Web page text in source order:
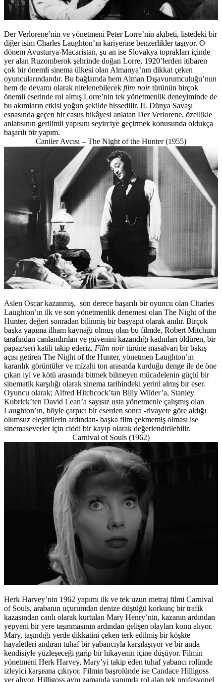
Der Verlorene’nin ve yönetmeni Peter Lorre’nin akıbeti, listedeki bir
diğer isim Charles Laughton’ın kariyerine benzerlikler taşıyor. O
dönem Avusturya-Macaristan, şu an ise Slovakya toprakları içinde
yer alan Ruzomberok şehrinde doğan Lorre, 1920’lerden itibaren
çok bir önemli sinema ülkesi olan Almanya’nın dikkat çeken
oyuncularındandır. Bu bağlamda hem Alman Dışavurumculuğu’nun
hem de devamı olarak nitelenebilecek film noirtürünün birçok
önemli eserinde rol almış Lorre’nin tek yönetmenlik deneyiminde de
bu akımların etkisi yoğun şekilde hissedilir. II. Dünya Savaşı
esnasında geçen bir casus hikâyesi anlatan Der Verlorene, özellikle
anlatısının gerilimli yapısını seyirciye geçirmek konusunda oldukça
başarılı bir yapım.
Caniler Avcısı – The Night of the Hunter (1955)
Aslen Oscar kazanmış, son derece başarılı bir oyuncu olan Charles
Laughton’ın ilk ve son yönetmenlik denemesi olan The Night of the
Hunter, değeri sonradan bilinmiş bir başyapıt olarak anılır. Birçok
başka yapıma ilham kaynağı olmuş olan bu filmde, Robert Mitchum
tarafından canlandırılan ve güvenini kazandığı kadınları öldüren, bir
papaz/seri katili takip ederiz. Film noirtürüne masalvari bir bakış
açısı getiren The Night of the Hunter, yönetmen Laughton’ın
karanlık görüntüler ve mizahi ton arasında kurduğu denge ile de öne
çıkan iyi ve kötü arasında bitmek bilmeyen mücadelenin güçlü bir
sinematik karşılığı olarak sinema tarihindeki yerini almış bir eser.
Oyuncu olarak; Alfred Hitchcock’tan Billy Wilder’a, Stanley
Kubrick’ten David Lean’a sayısız usta yönetmenle çalışmış olan
Laughton’ın, böyle çarpıcı bir eserden sonra -rivayete göre aldığı
olumsuz eleştirilerin ardından- başka film çekmemiş olması ise
sinemaseverler için ciddi bir kayıp olarak değerlendirilebilir.
Carnival of Souls (1962)
Herk Harvey’nin 1962 yapımı ilk ve tek uzun metraj filmi Carnival
of Souls, arabanın uçurumdan denize düştüğü korkunç bir trafik
kazasından canlı olarak kurtulan Mary Henry’nin, kazanın ardından
yepyeni bir yere taşınmasının ardından gelişen olayları konu alıyor.
Mary, taşındığı yerde dikkatini çeken terk edilmiş bir köşkte
hayaletleri andıran tuhaf bir yabancıyla karşılaşıyor ve bir anda
kendisiyle yüzleşeceği garip bir hikayenin içine düşüyor. Filmin
yönetmeni Herk Harvey, Mary’yi takip eden tuhaf yabancı rolünde
izleyici karşısına çıkıyor. Filmin başrolünde ise Candace Hilligoss
yer alıyor. Hilligoss aynı zamanda yapımda rol alan tek profesyonel